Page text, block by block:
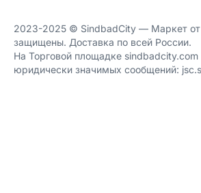
2023-2025 ©️ SindbadCity — Маркет от
защищены. Доставка по всей России.
На Торговой площадке
юридически значимых сообщений: